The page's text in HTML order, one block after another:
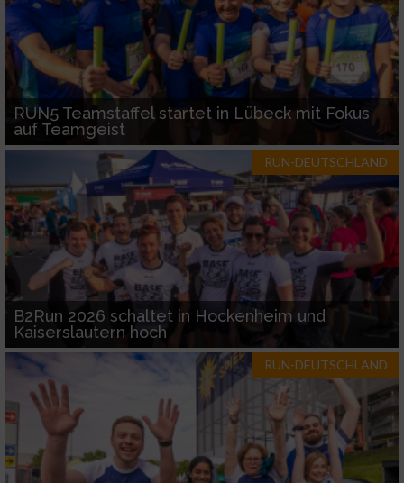
RUN5 Teamstaffel startet in Lübeck mit Fokus
auf Teamgeist
RUN-DEUTSCHLAND
B2Run 2026 schaltet in Hockenheim und
Kaiserslautern hoch
RUN-DEUTSCHLAND